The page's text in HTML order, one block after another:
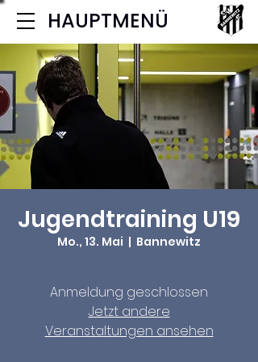
HAUPTMENÜ
Jugendtraining U19
Mo., 13. Mai
  |
Bannewitz
Anmeldung geschlossen
Jetzt andere
Veranstaltungen ansehen